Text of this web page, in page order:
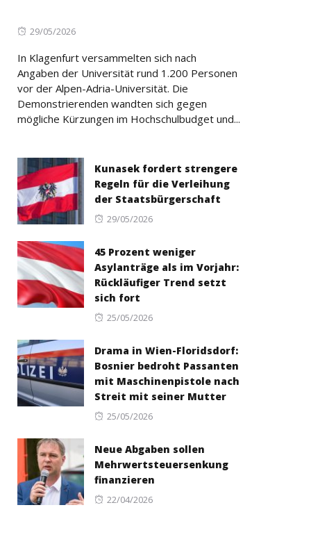
Posted
29/05/2026
In Klagenfurt versammelten sich nach
Angaben der Universität rund 1.200 Personen
vor der Alpen-Adria-Universität. Die
Demonstrierenden wandten sich gegen
mögliche Kürzungen im Hochschulbudget und...
Kunasek fordert strengere
Regeln für die Verleihung
der Staatsbürgerschaft
Posted
29/05/2026
45 Prozent weniger
Asylanträge als im Vorjahr:
Rückläufiger Trend setzt
sich fort
Posted
25/05/2026
Drama in Wien-Floridsdorf:
Bosnier bedroht Passanten
mit Maschinenpistole nach
Streit mit seiner Mutter
Posted
25/05/2026
Neue Abgaben sollen
Mehrwertsteuersenkung
finanzieren
Posted
22/04/2026